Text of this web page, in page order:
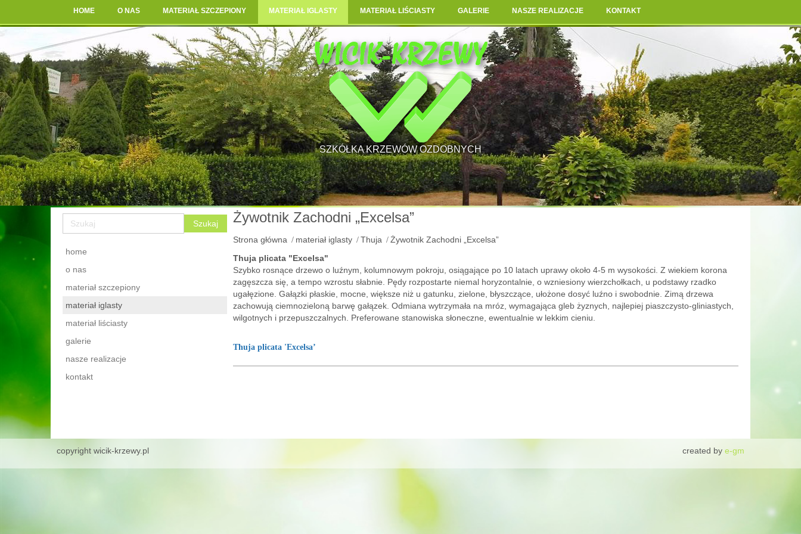
HOME O NAS MATERIAŁ SZCZEPIONY MATERIAŁ IGLASTY MATERIAŁ LIŚCIASTY GALERIE NASZE REALIZACJE KONTAKT
SZKÓŁKA KRZEWÓW OZDOBNYCH
home
o nas
materiał szczepiony
materiał iglasty
materiał liściasty
galerie
nasze realizacje
kontakt
Żywotnik Zachodni „Excelsa”
Strona główna materiał iglasty Thuja
Żywotnik Zachodni „Excelsa”
Thuja plicata "Excelsa"
Szybko rosnące drzewo o luźnym, kolumnowym pokroju, osiągające po 10 latach uprawy około 4-5 m wysokości. Z wiekiem korona
zagęszcza się, a tempo wzrostu słabnie. Pędy rozpostarte niemal horyzontalnie, o wzniesiony wierzchołkach, u podstawy rzadko
ugałęzione. Gałązki płaskie, mocne, większe niż u gatunku, zielone, błyszczące, ułożone dosyć luźno i swobodnie. Zimą drzewa
zachowują ciemnozieloną barwę gałązek. Odmiana wytrzymała na mróz, wymagająca gleb żyznych, najlepiej piaszczysto-gliniastych,
wilgotnych i przepuszczalnych. Preferowane stanowiska słoneczne, ewentualnie w lekkim cieniu.
Thuja plicata 'Excelsa’
copyright wicik-krzewy.pl created by e-gm